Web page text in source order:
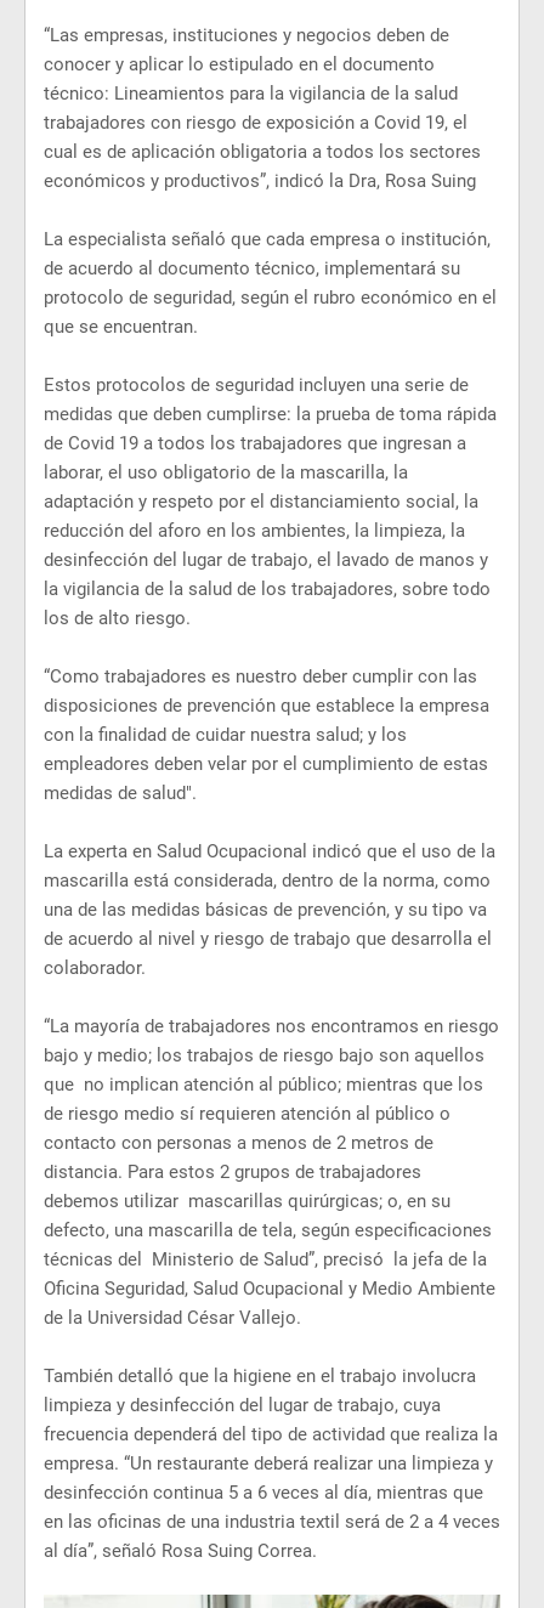
“Las empresas, instituciones y negocios deben de
conocer y aplicar lo estipulado en el documento
técnico: Lineamientos para la vigilancia de la salud
trabajadores con riesgo de exposición a Covid 19, el
cual es de aplicación obligatoria a todos los sectores
económicos y productivos”, indicó la Dra, Rosa Suing
La especialista señaló que cada empresa o institución,
de acuerdo al documento técnico, implementará su
protocolo de seguridad, según el rubro económico en el
que se encuentran.
Estos protocolos de seguridad incluyen una serie de
medidas que deben cumplirse: la prueba de toma rápida
de Covid 19 a todos los trabajadores que ingresan a
laborar, el uso obligatorio de la mascarilla, la
adaptación y respeto por el distanciamiento social, la
reducción del aforo en los ambientes, la limpieza, la
desinfección del lugar de trabajo, el lavado de manos y
la vigilancia de la salud de los trabajadores, sobre todo
los de alto riesgo.
“Como trabajadores es nuestro deber cumplir con las
disposiciones de prevención que establece la empresa
con la finalidad de cuidar nuestra salud; y los
empleadores deben velar por el cumplimiento de estas
medidas de salud".
La experta en Salud Ocupacional indicó que el uso de la
mascarilla está considerada, dentro de la norma, como
una de las medidas básicas de prevención, y su tipo va
de acuerdo al nivel y riesgo de trabajo que desarrolla el
colaborador.
“La mayoría de trabajadores nos encontramos en riesgo
bajo y medio; los trabajos de riesgo bajo son aquellos
que no implican atención al público; mientras que los
de riesgo medio sí requieren atención al público o
contacto con personas a menos de 2 metros de
distancia. Para estos 2 grupos de trabajadores
debemos utilizar mascarillas quirúrgicas; o, en su
defecto, una mascarilla de tela, según especificaciones
técnicas del Ministerio de Salud”, precisó la jefa de la
Oficina Seguridad, Salud Ocupacional y Medio Ambiente
de la Universidad César Vallejo.
También detalló que la higiene en el trabajo involucra
limpieza y desinfección del lugar de trabajo, cuya
frecuencia dependerá del tipo de actividad que realiza la
empresa. “Un restaurante deberá realizar una limpieza y
desinfección continua 5 a 6 veces al día, mientras que
en las oficinas de una industria textil será de 2 a 4 veces
al día”, señaló Rosa Suing Correa.